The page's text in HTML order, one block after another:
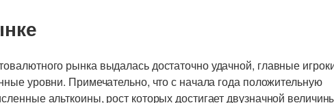
рынка выдалась достаточно удачной, главные
уровни. Примечательно, что с начала года положительную
альткоины, рост которых достигает двузначной